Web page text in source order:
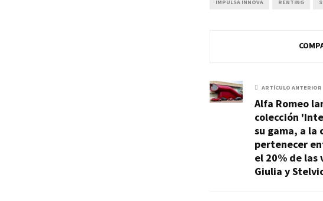
IMPULSA INNOVA RENTING
ARTÍCULO ANTERIOR
Alfa Romeo
colección
su gama, a la
pertenecer
el 20% de las
Giulia y